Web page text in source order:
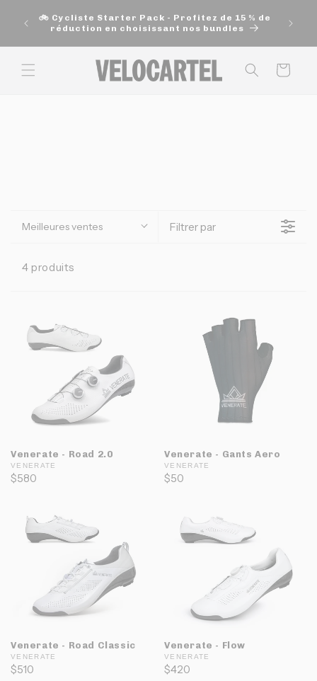
passer
au
🚲 Cycliste Starter Pack - Profitez de 15 % de
réduction en choisissant nos bundles
200$
Panier
Meilleures ventes Filtrer par
4 produits
Venerate - Road 2.0
VENERATE
$580
Venerate - Gants Aero
VENERATE
$50
Venerate - Road Classic
VENERATE
$510
Venerate - Flow
VENERATE
$420